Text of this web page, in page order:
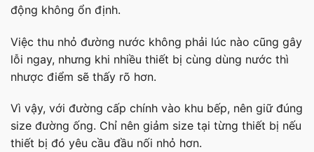
động không ổn định.
Việc thu nhỏ đường nước không phải lúc nào cũng gây
lỗi ngay, nhưng khi nhiều thiết bị cùng dùng nước thì
nhược điểm sẽ thấy rõ hơn.
Vì vậy, với đường cấp chính vào khu bếp, nên giữ đúng
size đường ống. Chỉ nên giảm size tại từng thiết bị nếu
thiết bị đó yêu cầu đầu nối nhỏ hơn.